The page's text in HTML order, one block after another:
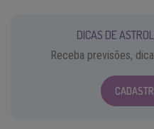
DICAS DE
Receba previsões,